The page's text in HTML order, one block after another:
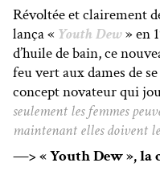
Révoltée et clairement
lança « Youth Dew» en
d’huile de bain, ce
feu vert aux dames de
concept novateur qui
seulement les femmes
maintenant elles doivent
—> « Youth Dew », la